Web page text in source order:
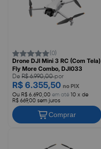
(0)
Drone DJI Mini 3 RC (Com Tela)
Fly More Combo, DJI033
De R$ 6.990,00por
R$ 6.355,50 no PIX
Ou R$ 6.690,00 em até 10 x de
R$ 669,00 sem juros
Comprar